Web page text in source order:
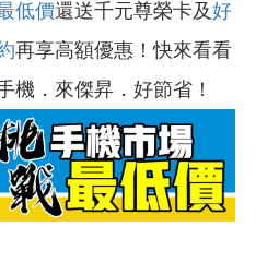
低價還送千元尊榮卡及好
再享高額優惠！快來看看
機．來傑昇．好節省！